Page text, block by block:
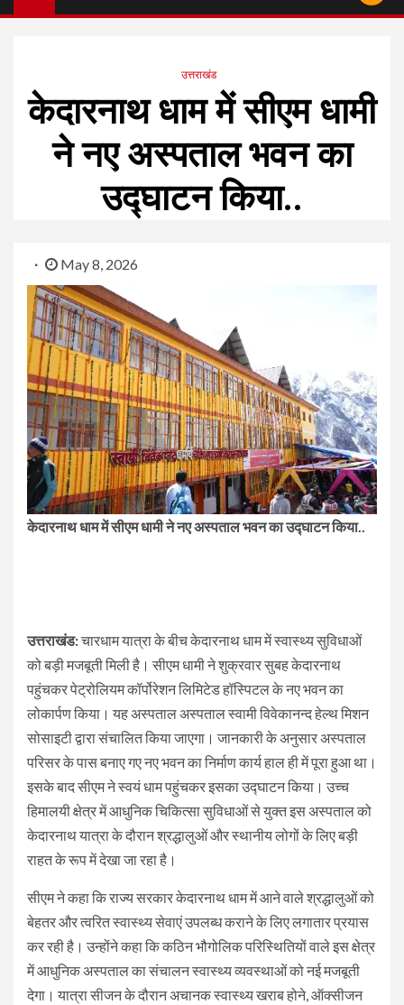
उत्तराखंड
केदारनाथ धाम में सीएम धामी
ने नए अस्पताल भवन का
उद्घाटन किया..
May 8, 2026
केदारनाथ धाम में सीएम धामी ने नए अस्पताल भवन का उद्घाटन किया..
उत्तराखंड:चारधाम यात्रा के बीच केदारनाथ धाम में स्वास्थ्य सुविधाओं
को बड़ी मजबूती मिली है। सीएम धामी ने शुक्रवार सुबह केदारनाथ
पहुंचकर पेट्रोलियम कॉर्पोरेशन लिमिटेड हॉस्पिटल के नए भवन का
लोकार्पण किया। यह अस्पताल अस्पताल स्वामी विवेकानन्द हेल्थ मिशन
सोसाइटी द्वारा संचालित किया जाएगा। जानकारी के अनुसार अस्पताल
परिसर के पास बनाए गए नए भवन का निर्माण कार्य हाल ही में पूरा हुआ था।
इसके बाद सीएम ने स्वयं धाम पहुंचकर इसका उद्घाटन किया। उच्च
हिमालयी क्षेत्र में आधुनिक चिकित्सा सुविधाओं से युक्त इस अस्पताल को
केदारनाथ यात्रा के दौरान श्रद्धालुओं और स्थानीय लोगों के लिए बड़ी
राहत के रूप में देखा जा रहा है।
सीएम ने कहा कि राज्य सरकार केदारनाथ धाम में आने वाले श्रद्धालुओं को
बेहतर और त्वरित स्वास्थ्य सेवाएं उपलब्ध कराने के लिए लगातार प्रयास
कर रही है। उन्होंने कहा कि कठिन भौगोलिक परिस्थितियों वाले इस क्षेत्र
में आधुनिक अस्पताल का संचालन स्वास्थ्य व्यवस्थाओं को नई मजबूती
देगा। यात्रा सीजन के दौरान अचानक स्वास्थ्य खराब होने, ऑक्सीजन